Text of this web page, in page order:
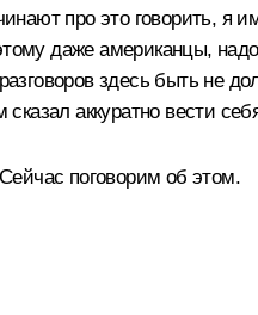
про это говорить,
даже американцы,
здесь быть не
аккуратно вести
поговорим об этом.